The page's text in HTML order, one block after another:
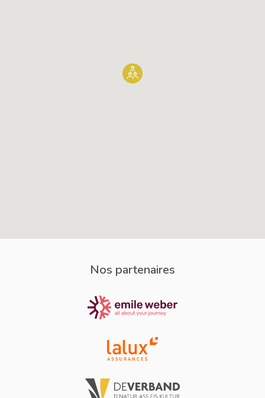
Nos partenaires